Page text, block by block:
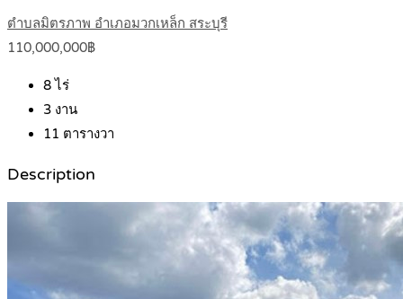
ตำบลมิตรภาพ อำเภอมวกเหล็ก สระบุรี
110,000,000฿
8ไร่
3 งาน
11 ตารางวา
Description